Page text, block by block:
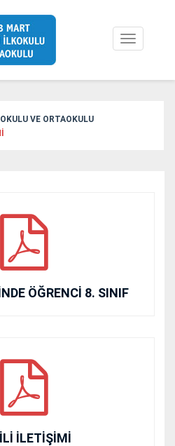
Toggle
navigation
VE ORTAOKULU
ÖĞRENCİ 8. SINIF
İLETİŞİMİ